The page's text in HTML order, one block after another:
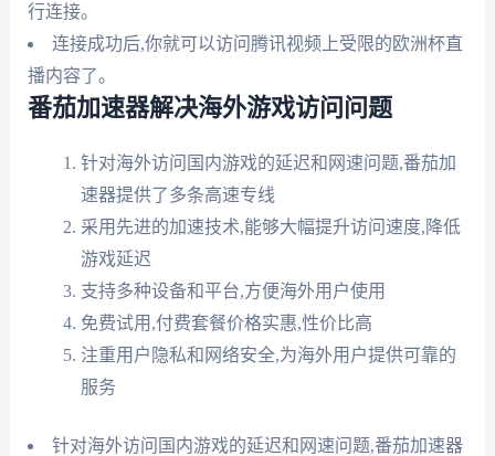
行连接。
连接成功后,你就可以访问腾讯视频上受限的欧洲杯直
播内容了。
番茄加速器解决海外游戏访问问题
针对海外访问国内游戏的延迟和网速问题,番茄加
速器提供了多条高速专线
采用先进的加速技术,能够大幅提升访问速度,降低
游戏延迟
支持多种设备和平台,方便海外用户使用
免费试用,付费套餐价格实惠,性价比高
注重用户隐私和网络安全,为海外用户提供可靠的
服务
针对海外访问国内游戏的延迟和网速问题,番茄加速器